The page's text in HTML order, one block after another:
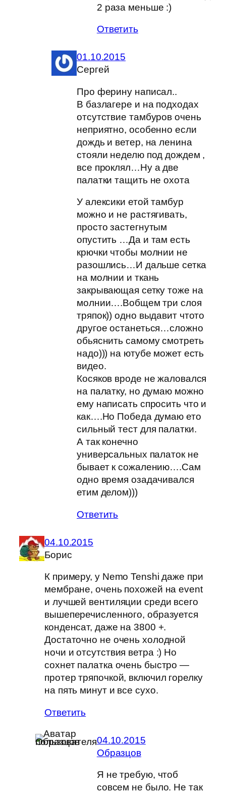
2 раза меньше :)
Ответить
01.10.2015
Сергей
Про ферину написал..
В базлагере и на подходах
отсутствие тамбуров очень
неприятно, особенно если
дождь и ветер, на ленина
стояли неделю под дождем ,
все проклял…Ну а две
палатки тащить не охота
У алексики етой тамбур
можно и не растягивать,
просто застегнутым
опустить …Да и там есть
крючки чтобы молнии не
разошлись…И дальше сетка
на молнии и ткань
закрывающая сетку тоже на
молнии….Вобщем три слоя
тряпок)) одно выдавит чтото
другое останеться…сложно
обьяснить самому смотреть
надо))) на ютубе может есть
видео.
Косяков вроде не жаловался
на палатку, но думаю можно
ему написать спросить что и
как….Но Победа думаю ето
сильный тест для палатки.
А так конечно
универсальных палаток не
бывает к сожалению….Сам
одно время озадачивался
етим делом)))
Ответить
04.10.2015
Борис
К примеру, у Nemo Tenshi даже при
мембране, очень похожей на event
и лучшей вентиляции среди всего
вышеперечисленного, образуется
конденсат, даже на 3800 +.
Достаточно не очень холодной
ночи и отсутствия ветра :) Но
сохнет палатка очень быстро —
протер тряпочкой, включил горелку
на пять минут и все сухо.
Ответить
04.10.2015
Образцов
Я не требую, чтоб
совсем не было. Не так